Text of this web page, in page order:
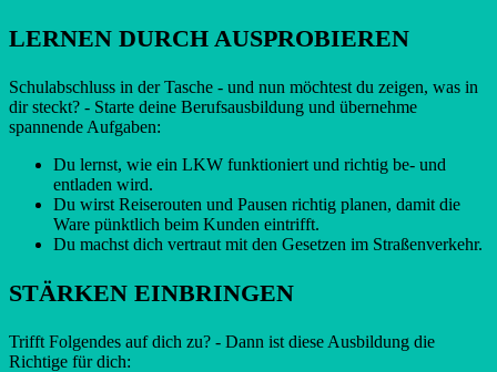
LERNEN DURCH AUSPROBIEREN
Schulabschluss in der Tasche - und nun möchtest du zeigen, was in
dir steckt? - Starte deine Berufsausbildung und übernehme
spannende Aufgaben:
Du lernst, wie ein LKW funktioniert und richtig be- und
entladen wird.
Du wirst Reiserouten und Pausen richtig planen, damit die
Ware pünktlich beim Kunden eintrifft.
Du machst dich vertraut mit den Gesetzen im Straßenverkehr.
STÄRKEN EINBRINGEN
Trifft Folgendes auf dich zu? - Dann ist diese Ausbildung die
Richtige für dich: